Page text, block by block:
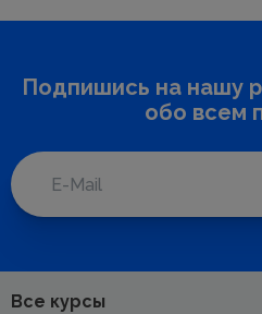
Подпишись на нашу
обо всем
Все курсы